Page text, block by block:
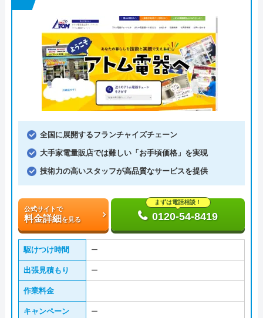
全国に展開するフランチャイズチェーン
大手家電量販店では難しい「お手頃価格」を実現
技術力の高いスタッフが高品質なサービスを提供
公式サイトで
料金詳細を見る
まずは電話相談！
0120-54-8419
駆けつけ時間 ー
出張見積もり ー
作業料金
キャンペーン ー